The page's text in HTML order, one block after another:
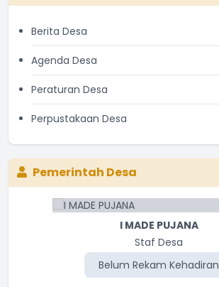
Berita Desa
Agenda Desa
Peraturan Desa
Perpustakaan Desa
Pemerintah Desa
I MADE PUJANA
Staf Desa
Belum Rekam Kehadiran